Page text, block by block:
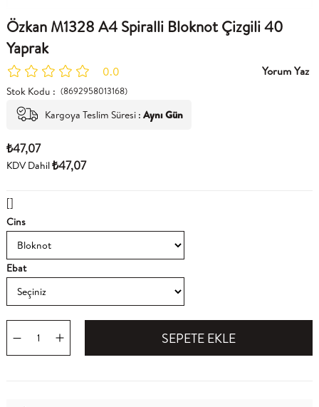
Özkan M1328 A4 Spiralli Bloknot Çizgili 40
Yaprak
0.0 Yorum Yaz
Stok Kodu (8692958013168)
Kargoya Teslim Süresi : Aynı Gün
₺47,07
KDV Dahil₺47,07
[]
Cins
Ebat